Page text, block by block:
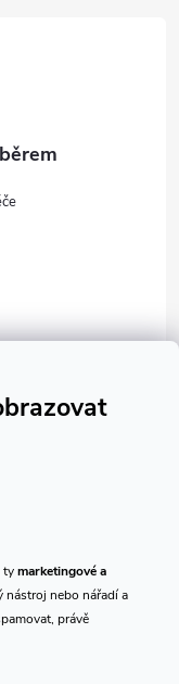
tymarketingové a
nástroj nebo nářadí a
právě